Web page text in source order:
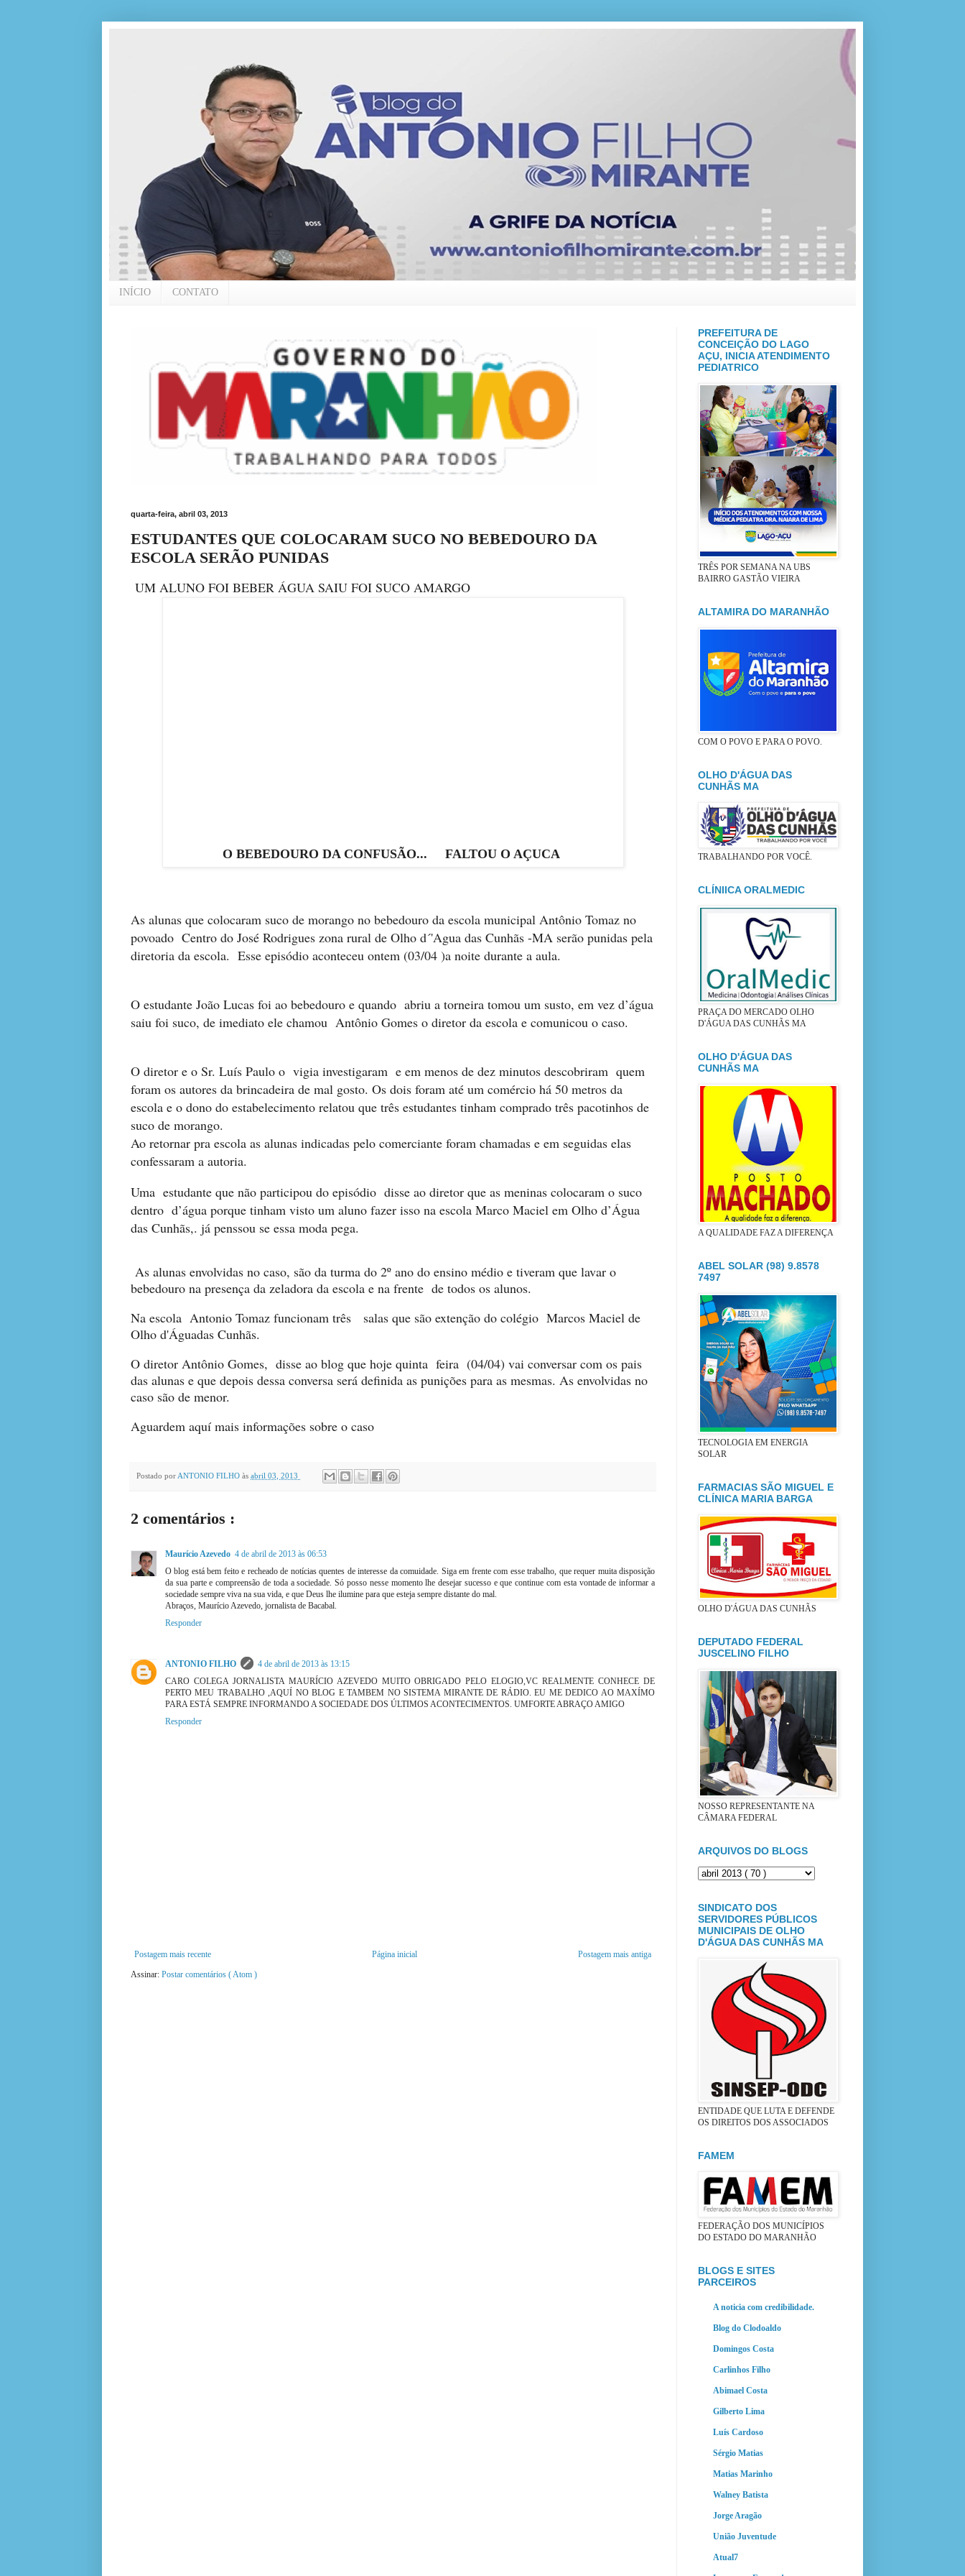
INÍCIO CONTATO
quarta-feira, abril 03, 2013
ESTUDANTES QUE COLOCARAM SUCO NO BEBEDOURO DA
ESCOLA SERÃO PUNIDAS
UM ALUNO FOI BEBER ÁGUA SAIU FOI SUCO AMARGO
O BEBEDOURO DA CONFUSÃO... FALTOU O AÇUCA
As alunas que colocaram suco de morango no bebedouro da escola municipal Antônio Tomaz no
povoado Centro do José Rodrigues zona rural de Olho d´'Agua das Cunhãs -MA serão punidas pela
diretoria da escola. Esse episódio aconteceu ontem (03/04 )a noite durante a aula.
O estudante João Lucas foi ao bebedouro e quando abriu a torneira tomou um susto, em vez d’água
saiu foi suco, de imediato ele chamou Antônio Gomes o diretor da escola e comunicou o caso.
O diretor e o Sr. Luís Paulo o vigia investigaram e em menos de dez minutos descobriram quem
foram os autores da brincadeira de mal gosto. Os dois foram até um comércio há 50 metros da
escola e o dono do estabelecimento relatou que três estudantes tinham comprado três pacotinhos de
suco de morango.
Ao retornar pra escola as alunas indicadas pelo comerciante foram chamadas e em seguidas elas
confessaram a autoria.
Uma estudante que não participou do episódio disse ao diretor que as meninas colocaram o suco
dentro d’água porque tinham visto um aluno fazer isso na escola Marco Maciel em Olho d’Água
das Cunhãs,. já penssou se essa moda pega.
As alunas envolvidas no caso, são da turma do 2º ano do ensino médio e tiveram que lavar o
bebedouro na presença da zeladora da escola e na frente de todos os alunos.
Na escola Antonio Tomaz funcionam três salas que são extenção do colégio Marcos Maciel de
Olho d'Águadas Cunhãs.
O diretor Antônio Gomes, disse ao blog que hoje quinta feira (04/04) vai conversar com os pais
das alunas e que depois dessa conversa será definida as punições para as mesmas. As envolvidas no
caso são de menor.
Aguardem aquí mais informações sobre o caso
Postado por ANTONIO FILHO às abril 03, 2013
2 comentários :
Maurício Azevedo 4 de abril de 2013 às 06:53
O blog está bem feito e recheado de notícias quentes de interesse da comuidade. Siga em frente com esse trabalho, que requer muita disposição
da sua parte e compreensão de toda a sociedade. Só posso nesse momento lhe desejar sucesso e que continue com esta vontade de informar a
sociedade sempre viva na sua vida, e que Deus lhe ilumine para que esteja sempre distante do mal.
Abraços, Maurício Azevedo, jornalista de Bacabal.
Responder
ANTONIO FILHO
4 de abril de 2013 às 13:15
CARO COLEGA JORNALISTA MAURÍCIO AZEVEDO MUITO OBRIGADO PELO ELOGIO,VC REALMENTE CONHECE DE
PERTO MEU TRABALHO ,AQUÍ NO BLOG E TAMBEM NO SISTEMA MIRANTE DE RÁDIO. EU ME DEDICO AO MAXÍMO
PARA ESTÁ SEMPRE INFORMANDO A SOCIEDADE DOS ÚLTIMOS ACONTECIMENTOS. UMFORTE ABRAÇO AMIGO
Responder
Postagem mais recente Postagem mais antiga
Página inicial
Assinar: Postar comentários ( Atom )
PREFEITURA DE
CONCEIÇÃO DO LAGO
AÇU, INICIA ATENDIMENTO
PEDIATRICO
TRÊS POR SEMANA NA UBS
BAIRRO GASTÃO VIEIRA
ALTAMIRA DO MARANHÃO
COM O POVO E PARA O POVO.
OLHO D'ÁGUA DAS
CUNHÃS MA
TRABALHANDO POR VOCÊ.
CLÍNIICA ORALMEDIC
PRAÇA DO MERCADO OLHO
D'ÁGUA DAS CUNHÃS MA
OLHO D'ÁGUA DAS
CUNHÃS MA
A QUALIDADE FAZ A DIFERENÇA
ABEL SOLAR (98) 9.8578
7497
TECNOLOGIA EM ENERGIA
SOLAR
FARMACIAS SÃO MIGUEL E
CLÍNICA MARIA BARGA
OLHO D'ÁGUA DAS CUNHÃS
DEPUTADO FEDERAL
JUSCELINO FILHO
NOSSO REPRESENTANTE NA
CÂMARA FEDERAL
ARQUIVOS DO BLOGS
SINDICATO DOS
SERVIDORES PÚBLICOS
MUNICIPAIS DE OLHO
D'ÁGUA DAS CUNHÃS MA
ENTIDADE QUE LUTA E DEFENDE
OS DIREITOS DOS ASSOCIADOS
FAMEM
FEDERAÇÃO DOS MUNICÍPIOS
DO ESTADO DO MARANHÃO
BLOGS E SITES
PARCEIROS
A noticia com credibilidade.
Blog do Clodoaldo
Domingos Costa
Carlinhos Filho
Abimael Costa
Gilberto Lima
Luís Cardoso
Sérgio Matias
Matias Marinho
Walney Batista
Jorge Aragão
União Juventude
Atual7